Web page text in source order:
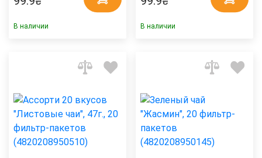
В наличии В наличии